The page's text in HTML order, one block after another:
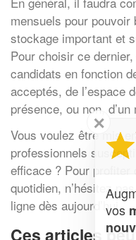
mensuels pour pouvoir
stockage important et
Pour choisir ce
candidats en fonction
acceptés, de l’espace
présence, ou non,
Vous voulez être mis
professionnels
efficace ? Pour profiter
quotidien, n’hésitez
ligne dès aujourd’hui.
Ces articles
vos